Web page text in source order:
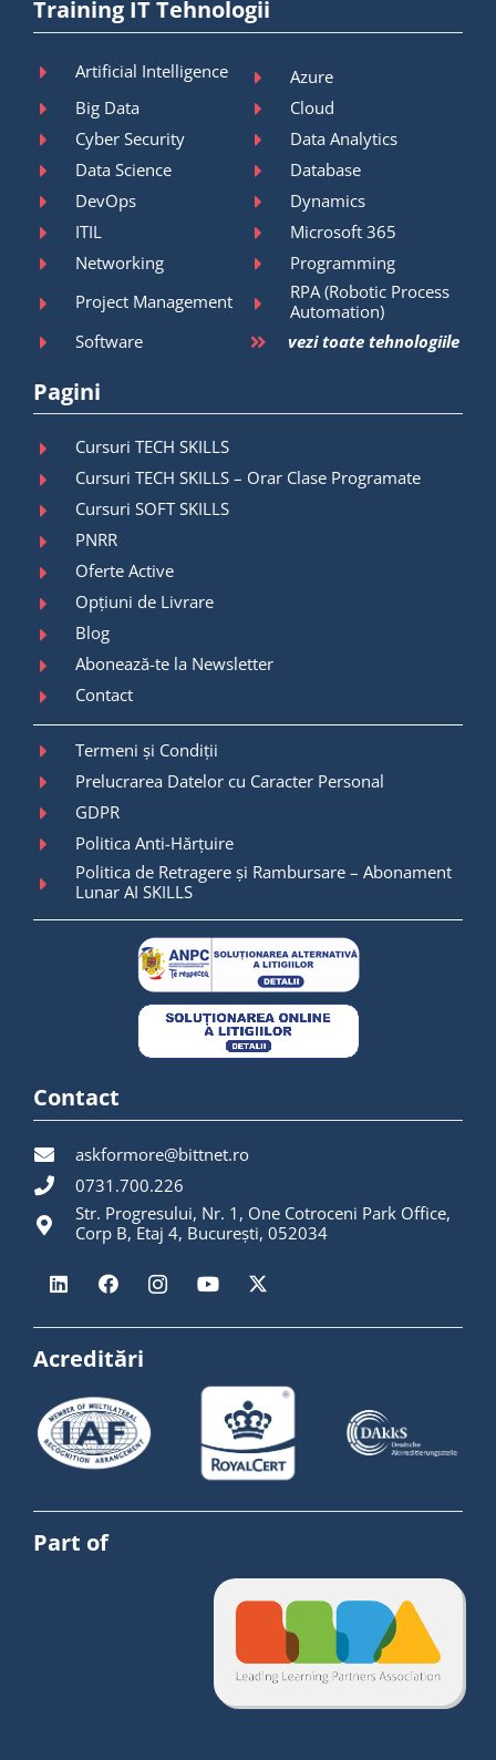
Training IT Tehnologii
Artificial Intelligence
Azure
Big Data
Cloud
Cyber Security
Data Analytics
Data Science
Database
DevOps
Dynamics
ITIL
Microsoft 365
Networking
Programming
Project Management
RPA (Robotic Process
Automation)
Software
vezi toate tehnologiile
Pagini
Cursuri TECH SKILLS
Cursuri TECH SKILLS – Orar Clase Programate
Cursuri SOFT SKILLS
PNRR
Oferte Active
Opțiuni de Livrare
Blog
Abonează-te la Newsletter
Contact
Termeni și Condiții
Prelucrarea Datelor cu Caracter Personal
GDPR
Politica Anti-Hărțuire
Politica de Retragere și Rambursare – Abonament
Lunar AI SKILLS
Contact
askformore@bittnet.ro
0731.700.226
Str. Progresului, Nr. 1, One Cotroceni Park Office,
Corp B, Etaj 4, București, 052034
Acreditări
Part of